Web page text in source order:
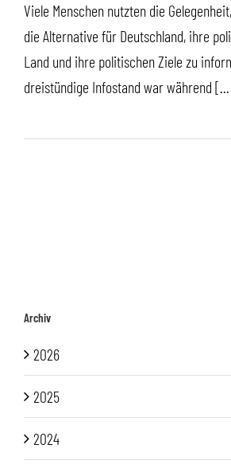
Viele Menschen nutzten die
die Alternative für Deutschland, ihre
Land und ihre politischen Ziele zu
dreistündige Infostand war während
Archiv
2026
2025
2024